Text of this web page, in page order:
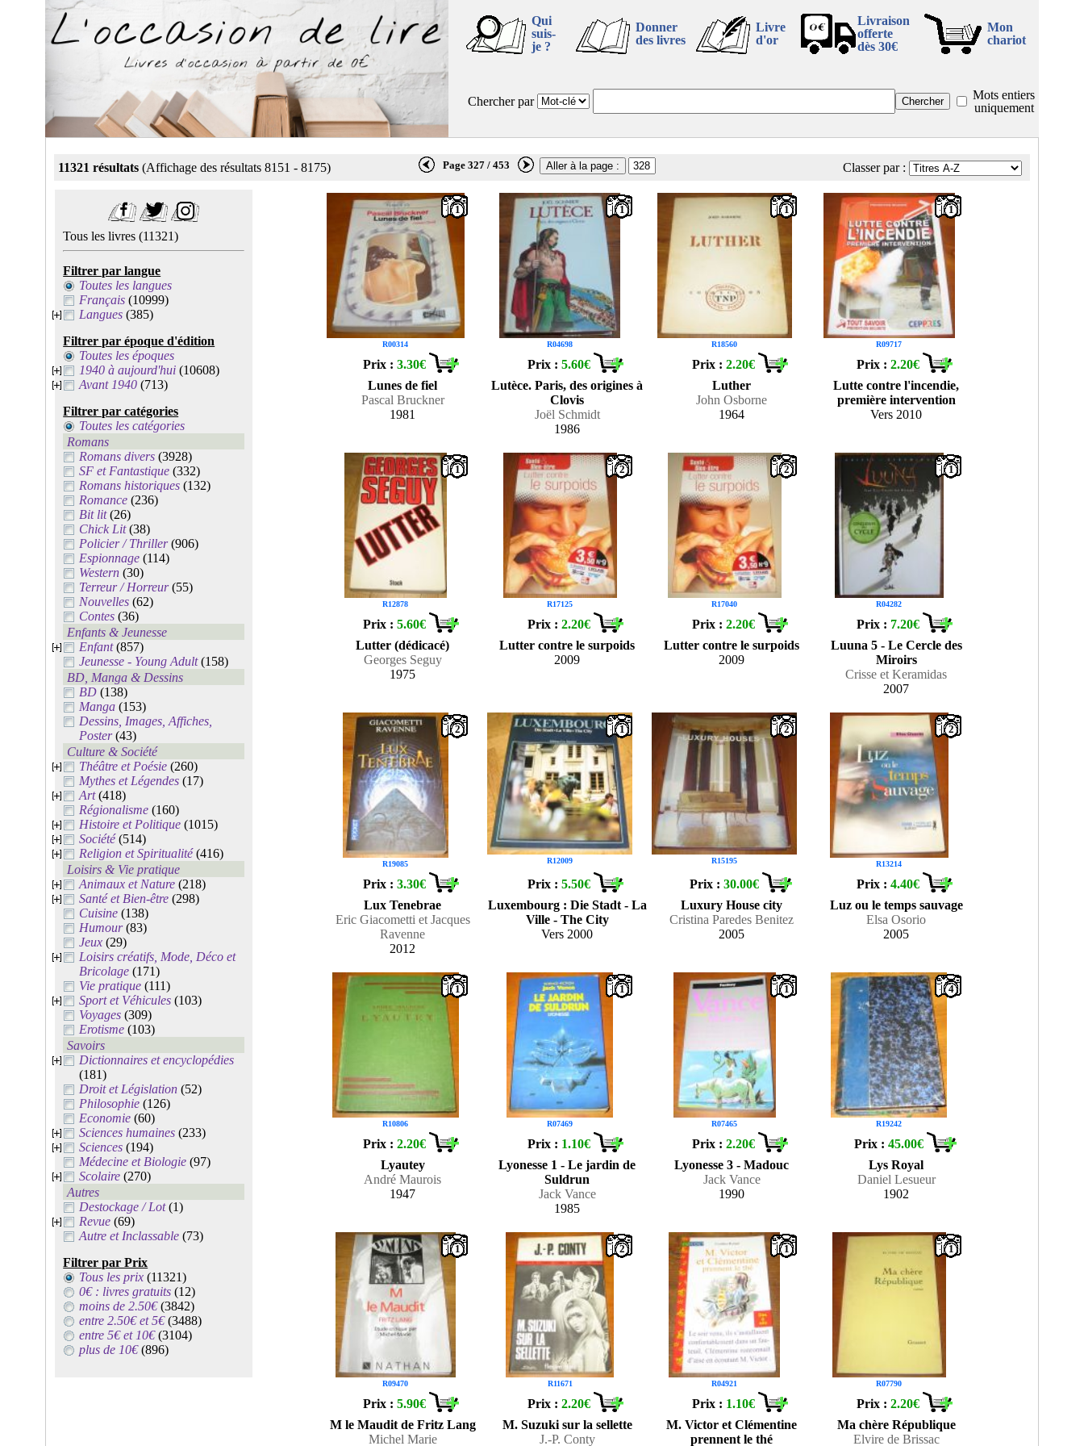
Qui
suis-
je ?
Donner
des livres
Livre
d'or
Livraison
offerte
dès 30€
Mon
chariot
Chercher par
Mots entiers
uniquement
11321 résultats (Affichage des résultats 8151 - 8175) Page 327 / 453 Classer par :
Tous les livres(11321)
Filtrer par langue
Toutes les langues
Français (10999)
Langues (385)
Filtrer par époque d'édition
Toutes les époques
1940 à aujourd'hui (10608)
Avant 1940 (713)
Filtrer par catégories
Toutes les catégories
Romans
Romans divers (3928)
SF et Fantastique (332)
Romans historiques (132)
Romance (236)
Bit lit(26)
Chick Lit(38)
Policier / Thriller(906)
Espionnage (114)
Western (30)
Terreur / Horreur(55)
Nouvelles (62)
Contes (36)
Enfants & Jeunesse
Enfant(857)
Jeunesse - Young Adult(158)
BD, Manga & Dessins
BD (138)
Manga (153)
Dessins, Images, Affiches,
Poster(43)
Culture & Société
Théâtre et Poésie (260)
Mythes et Légendes (17)
Art(418)
Régionalisme (160)
Histoire et Politique (1015)
Société(514)
Religion et Spiritualité(416)
Loisirs & Vie pratique
Animaux et Nature (218)
Santé et Bien-être (298)
Cuisine (138)
Humour(83)
Jeux (29)
Loisirs créatifs, Mode, Déco et
Bricolage (171)
Vie pratique (111)
Sport et Véhicules (103)
Voyages (309)
Erotisme (103)
Savoirs
Dictionnaires et encyclopédies
(181)
Droit et Législation (52)
Philosophie (126)
Economie (60)
Sciences humaines (233)
Sciences (194)
Médecine et Biologie (97)
Scolaire (270)
Autres
Destockage / Lot(1)
Revue (69)
Autre et Inclassable (73)
Filtrer par Prix
Tous les prix(11321)
0€ : livres gratuits (12)
moins de 2.50€(3842)
entre 2.50€ et 5€(3488)
entre 5€ et 10€(3104)
plus de 10€(896)
R00314
1
Prix :3.30€
Lunes de fiel
Pascal Bruckner
1981
R04698
1
Prix :5.60€
Lutèce. Paris, des origines à
Clovis
Joël Schmidt
1986
R18560
1
Prix :2.20€
Luther
John Osborne
1964
R09717
1
Prix :2.20€
Lutte contre l'incendie,
première intervention
Vers 2010
R12878
1
Prix :5.60€
Lutter (dédicacé)
Georges Seguy
1975
R17125
2
Prix :2.20€
Lutter contre le surpoids
2009
R17040
2
Prix :2.20€
Lutter contre le surpoids
2009
R04282
1
Prix : 7.20€
Luuna 5 - Le Cercle des
Miroirs
Crisse et Keramidas
2007
R19085
2
Prix :3.30€
Lux Tenebrae
Eric Giacometti et Jacques
Ravenne
2012
R12009
1
Prix :5.50€
Luxembourg : Die Stadt - La
Ville - The City
Vers 2000
R15195
2
Prix :30.00€
Luxury House city
Cristina Paredes Benitez
2005
R13214
2
Prix :4.40€
Luz ou le temps sauvage
Elsa Osorio
2005
R10806
1
Prix :2.20€
Lyautey
André Maurois
1947
R07469
1
Prix : 1.10€
Lyonesse 1 - Le jardin de
Suldrun
Jack Vance
1985
R07465
1
Prix :2.20€
Lyonesse 3 - Madouc
Jack Vance
1990
R19242
4
Prix :45.00€
Lys Royal
Daniel Lesueur
1902
R09470
1
Prix :5.90€
M le Maudit de Fritz Lang
Michel Marie
R11671
2
Prix :2.20€
M. Suzuki sur la sellette
J.-P. Conty
R04921
1
Prix : 1.10€
M. Victor et Clémentine
prennent le thé
R07790
1
Prix :2.20€
Ma chère République
Elvire de Brissac